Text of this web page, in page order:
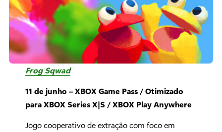
Frog Sqwad
11 de junho – XBOX Game Pass / Otimizado
para XBOX Series X|S / XBOX Play Anywhere
Jogo cooperativo de extração com foco em